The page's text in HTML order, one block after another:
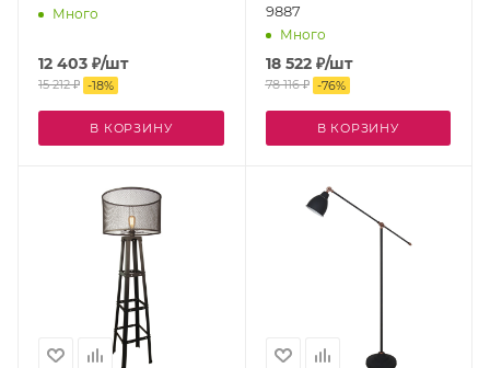
Много
12 403 ₽/шт
15 212₽ -18%
В КОРЗИНУ
9887
Много
18 522₽/шт
78 116₽ -76%
В КОРЗИНУ